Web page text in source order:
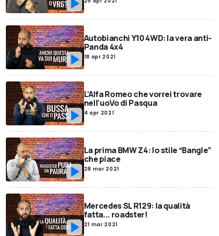
Autobianchi Y10 4WD: la vera anti-
Panda 4x4
18 apr 2021
L’Alfa Romeo che vorrei trovare
nell’uoVo di Pasqua
4 apr 2021
La prima BMW Z4: lo stile “Bangle”
che piace
28 mar 2021
Mercedes SL R129: la qualità
fatta... roadster!
21 mar 2021